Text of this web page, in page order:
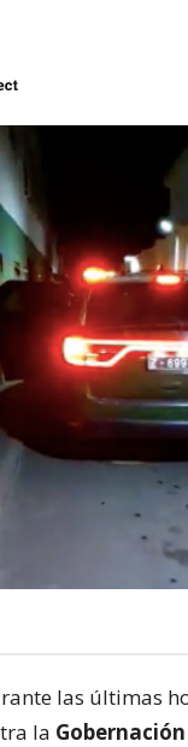
las últimas
la